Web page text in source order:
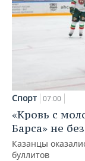
Спорт 07:00
«Кровь с
Барса» не
Казанцы
буллитов